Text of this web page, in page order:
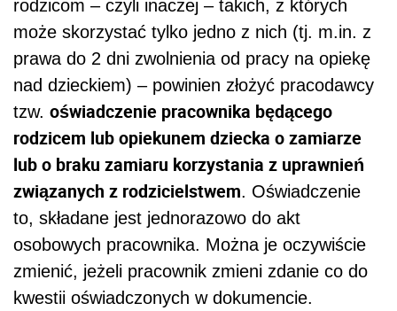
rodzicom – czyli inaczej – takich, z których
może skorzystać tylko jedno z nich (tj. m.in. z
prawa do 2 dni zwolnienia od pracy na opiekę
nad dzieckiem) – powinien złożyć pracodawcy
tzw. oświadczenie pracownika będącego
rodzicem lub opiekunem dziecka o zamiarze
lub o braku zamiaru korzystania z uprawnień
związanych z rodzicielstwem. Oświadczenie
to, składane jest jednorazowo do akt
osobowych pracownika. Można je oczywiście
zmienić, jeżeli pracownik zmieni zdanie co do
kwestii oświadczonych w dokumencie.